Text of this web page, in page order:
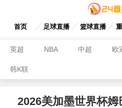
首页 足球直播 篮球直播
英超 NBA 中超 欧
韩K联
2026美加墨世界杯